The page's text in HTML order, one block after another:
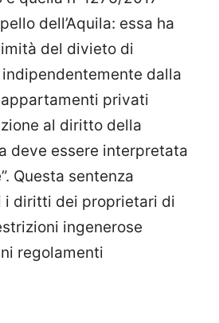
dell’Aquila: essa ha
del divieto di
dalla
privati
al diritto della
deve essere interpretata
Questa sentenza
i diritti dei proprietari di
ingenerose
regolamenti